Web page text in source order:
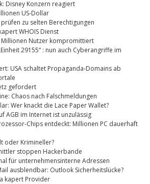
Disney Konzern reagiert
US-Dollar
zu selten Berechtigungen
WHOIS Dienst
Millionen Nutzer kompromittiert
29155“ : nun auch Cyberangriffe im
USA schaltet Propaganda-Domains ab
gefordert
Chaos nach Falschmeldungen
Wer knackt die Lace Paper Wallet?
AGB im Internet ist unzulässig
Chips entdeckt: Millionen PC dauerhaft
oder Krimineller?
stoppen Hackerbande
für unternehmensinterne Adressen
ausblendbar: Outlook Sicherheitslücke?
kapert Provider